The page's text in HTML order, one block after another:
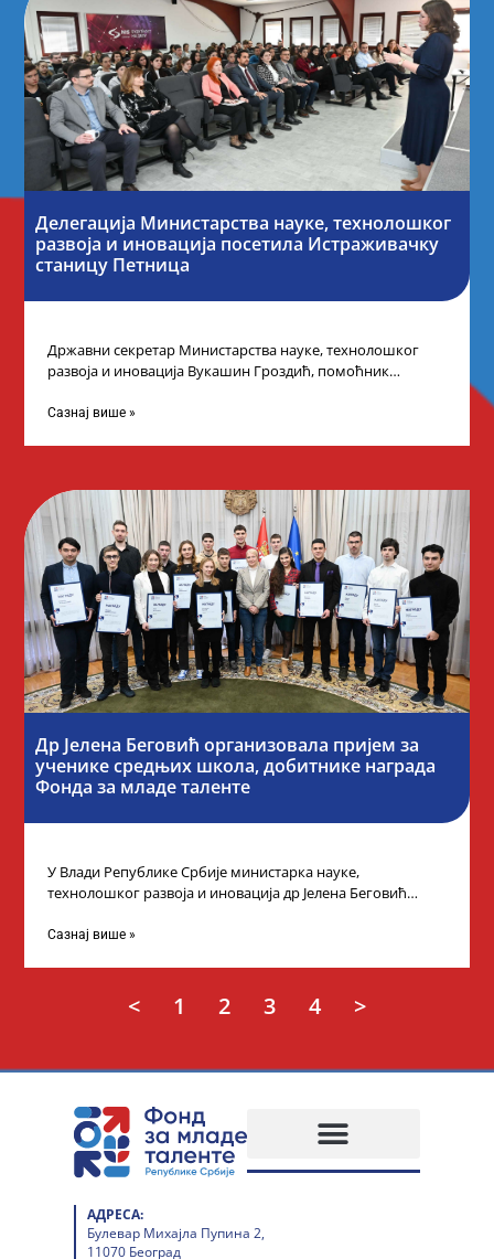
Делегација Министарства науке, технолошког
развоја и иновација посетила Истраживачку
станицу Петница
Државни секретар Министарства науке, технолошког
развоја и иновација Вукашин Гроздић, помоћник
промоцију
Сазнај више »
Др Јелена Беговић организовала пријем за
ученике средњих школа, добитнике награда
Фонда за младе таленте
У Влади Републике Србије министарка науке,
технолошког развоја и иновација др Јелена Беговић
Сазнај више »
< 1 2 3 4 >
АДРЕСА:
Булевар Михајла Пупина 2,
11070 Београд